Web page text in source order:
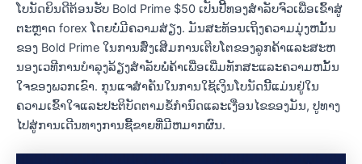
ໂບນັດຍິນດີຕ້ອນຮັບ Bold Prime $50 ເປັນປີ້ທອງສຳລັບຈົວເພື່ອເຂົ້າສູ່
ຕະຫຼາດ forex ໂດຍບໍ່ມີຄວາມສ່ຽງ. ມັນສະທ້ອນເຖິງຄວາມມຸ່ງຫມັ້ນ
ຂອງ Bold Prime ໃນການສົ່ງເສີມການເຕີບໂຕຂອງລູກຄ້າແລະສະຫ
ນອງເວທີການບໍາລຸງລ້ຽງສໍາລັບພໍ່ຄ້າເພື່ອເພີ່ມທັກສະແລະຄວາມຫມັ້ນ
ໃຈຂອງພວກເຂົາ. ກຸນແຈສໍາຄັນໃນການໃຊ້ເງິນໂບນັດນີ້ແມ່ນຢູ່ໃນ
ຄວາມເຂົ້າໃຈແລະປະຕິບັດຕາມຂໍ້ກໍານົດແລະເງື່ອນໄຂຂອງມັນ, ປູທາງ
ໄປສູ່ການເດີນທາງການຊື້ຂາຍທີ່ມີຫມາກຜົນ.